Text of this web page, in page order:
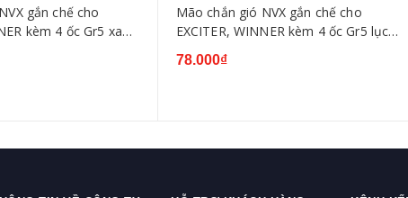
gắn chế cho
kèm 4 ốc Gr5 xanh
Mão chắn gió NVX gắn chế cho
EXCITER, WINNER kèm 4 ốc Gr5 lục
bảo
78.000₫